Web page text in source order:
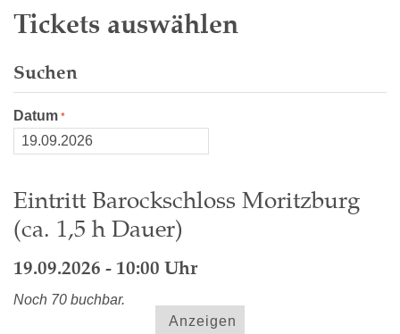
Tickets auswählen
Suchen
Datum
Eintritt Barockschloss Moritzburg
(ca. 1,5 h Dauer)
19.09.2026 - 10:00 Uhr
Noch 70 buchbar.
Anzeigen